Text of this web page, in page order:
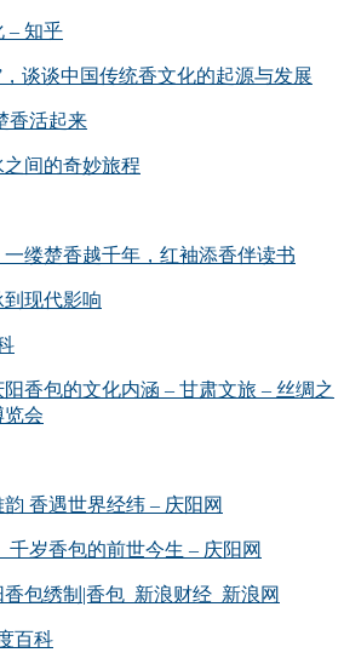
– 知乎
谈谈中国传统香文化的起源与发展
香活起来
间的奇妙旅程
缕楚香越千年，红袖添香伴读书
现代影响
香包的文化内涵 – 甘肃文旅 – 丝绸之
览会
香遇世界经纬 – 庆阳网
千岁香包的前世今生 – 庆阳网
香包绣制|香包_新浪财经_新浪网
百科